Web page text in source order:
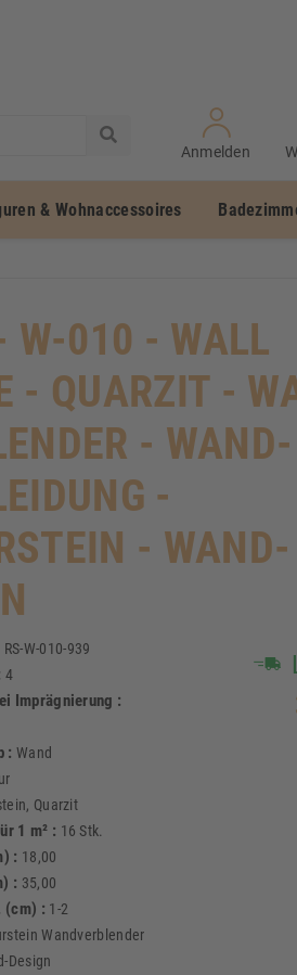
Anmelden
& Wohnaccessoires
W-010 - WALL
- QUARZIT -
- WAND-
-
- WAND-
RS-W-010-939
4
Imprägnierung :
: Wand
Quarzit
1 m² : 16 Stk.
: 18,00
: 35,00
(cm) : 1-2
Wandverblender
Design